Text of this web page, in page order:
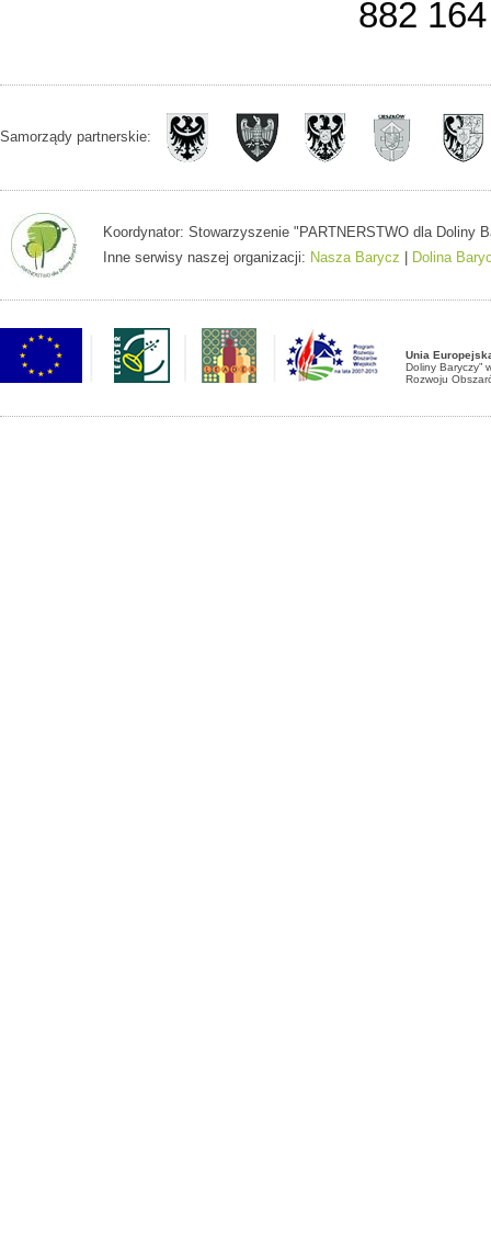
882
Samorządy partnerskie:
Koordynator: Stowarzyszenie "PARTNERSTWO dla
Inne serwisy naszej organizacji: Nasza Barycz Dolina
Unia
Doliny Baryczy”
Rozwoju